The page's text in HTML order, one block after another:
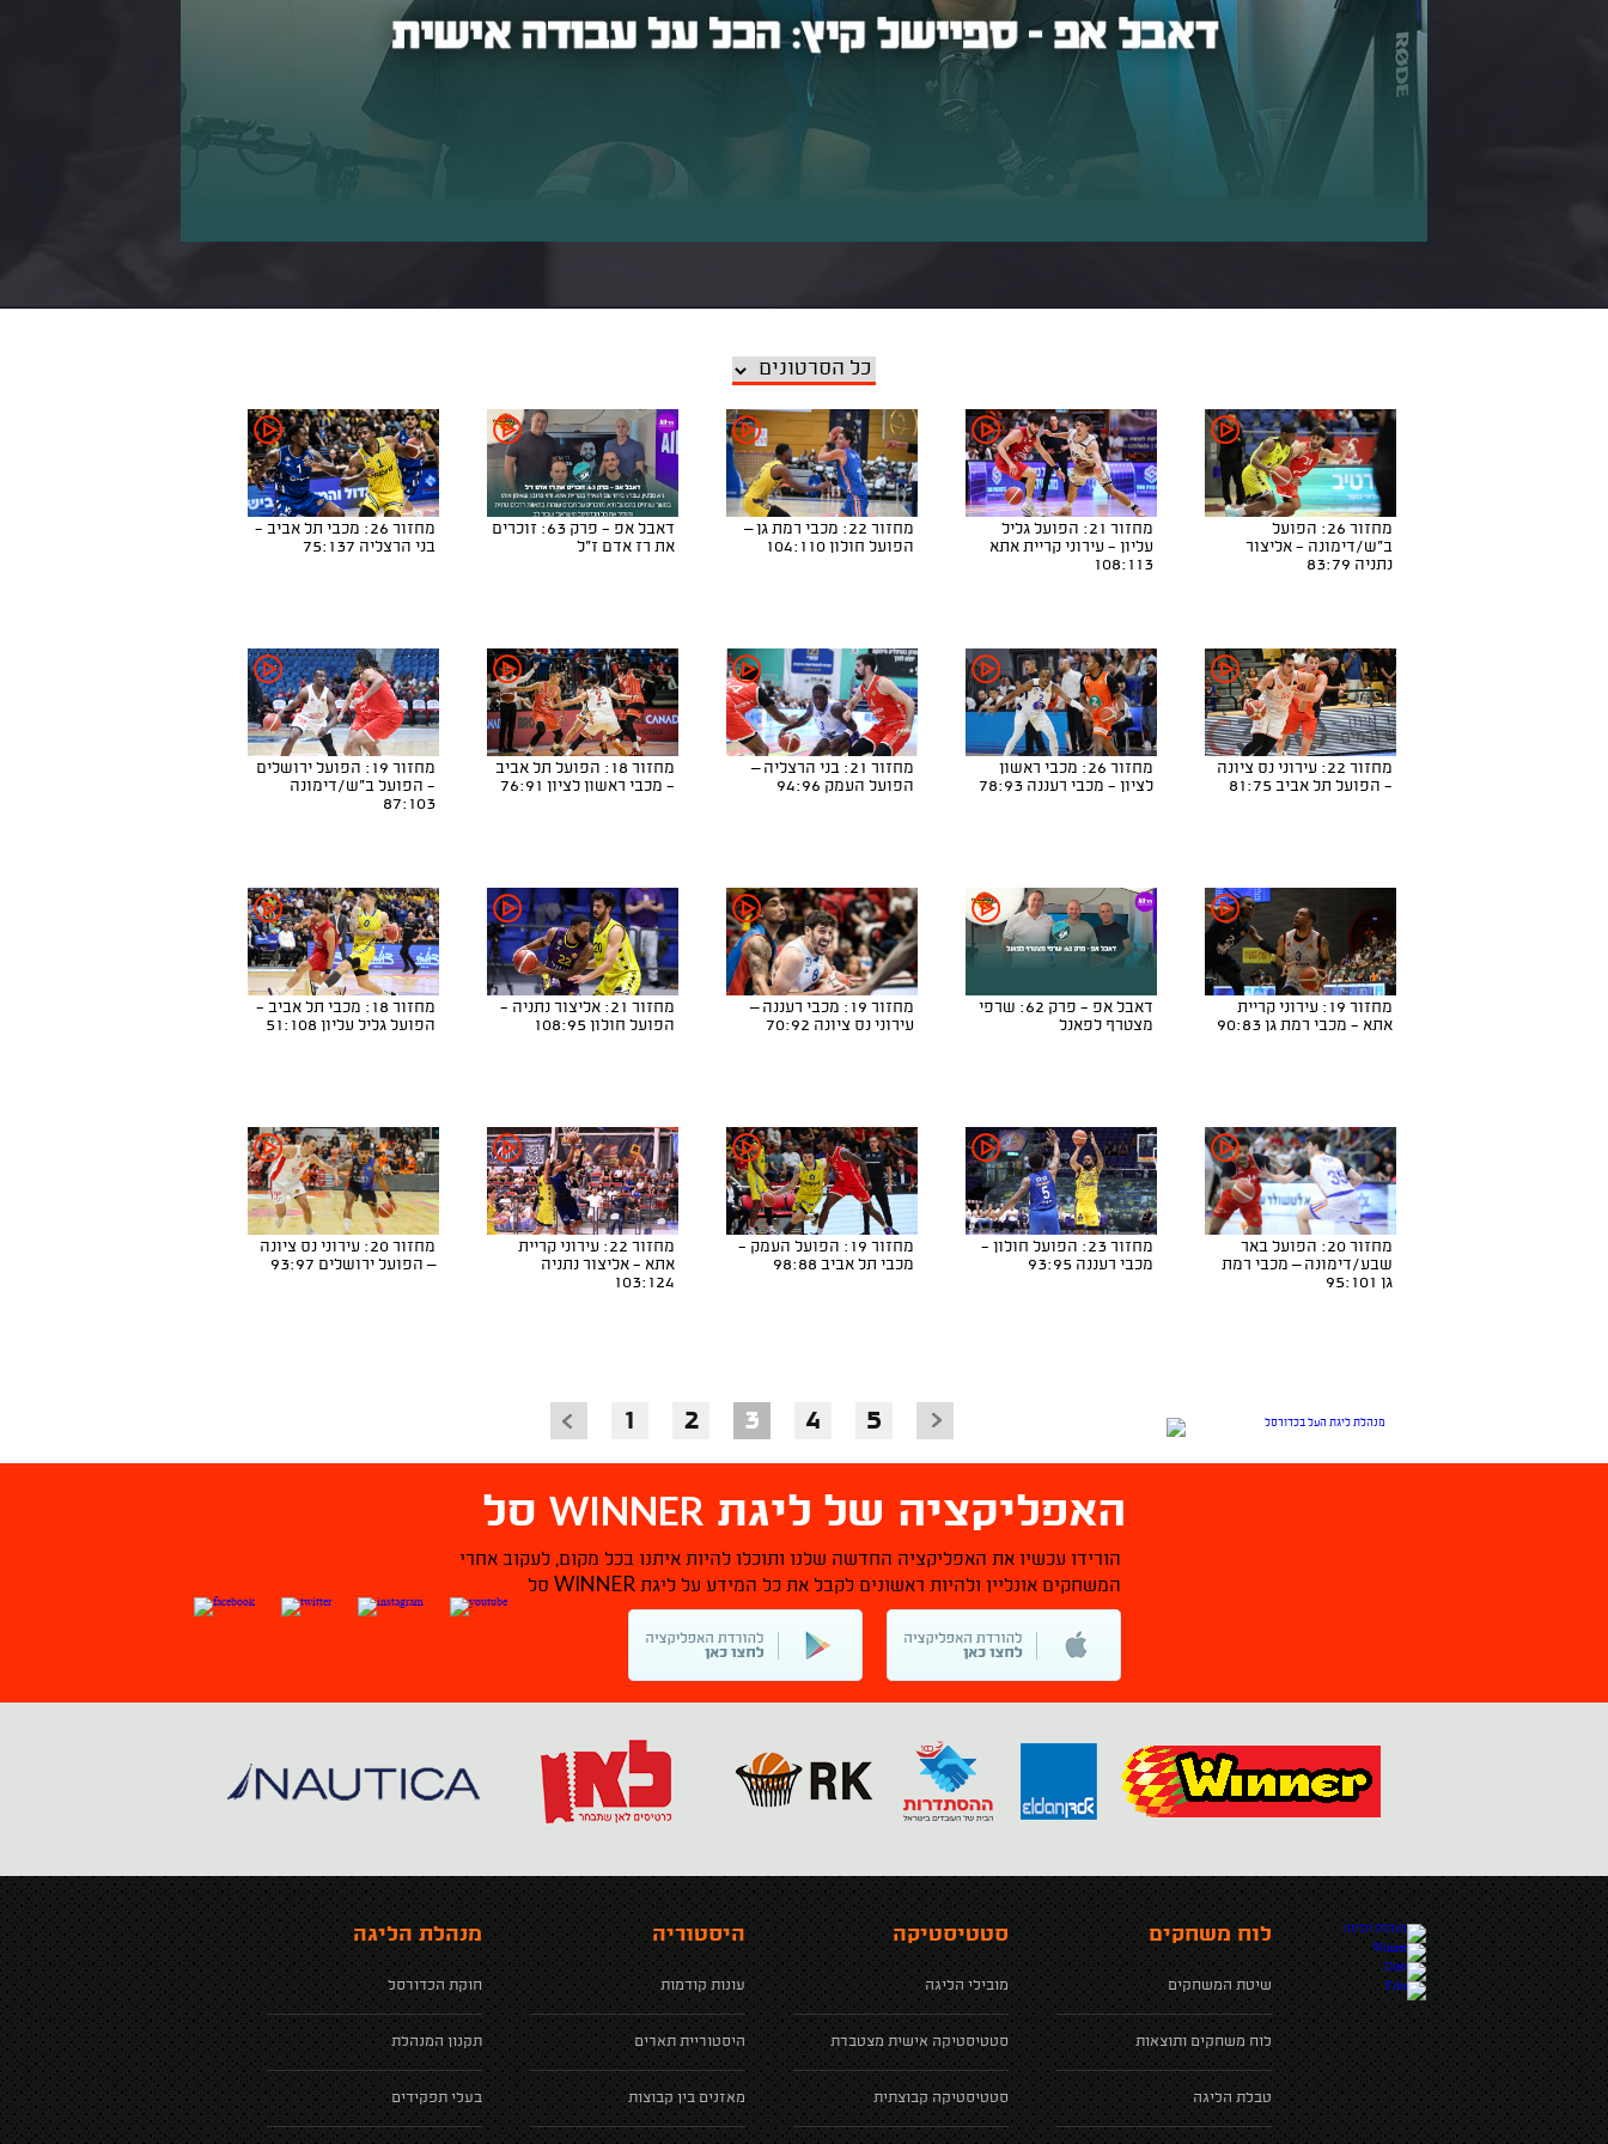
מחזור 26: הפועל
ב"ש/דימונה - אליצור
נתניה 83:79
מחזור 21: הפועל גליל
עליון - עירוני קריית אתא
108:113
מחזור 22: מכבי רמת גן –
הפועל חולון 104:110
דאבל אפ - פרק 63: זוכרים
את רז אדם ז"ל
מחזור 26: מכבי תל אביב -
בני הרצליה 75:137
מחזור 22: עירוני נס ציונה
- הפועל תל אביב 81:75
מחזור 26: מכבי ראשון
לציון - מכבי רעננה 78:93
מחזור 21: בני הרצליה –
הפועל העמק 94:96
מחזור 18: הפועל תל אביב
- מכבי ראשון לציון 76:91
מחזור 19: הפועל ירושלים
- הפועל ב"ש/דימונה
87:103
מחזור 19: עירוני קריית
אתא - מכבי רמת גן 90:83
דאבל אפ - פרק 62: שרפי
מצטרף לפאנל
מחזור 19: מכבי רעננה –
עירוני נס ציונה 70:92
מחזור 21: אליצור נתניה -
הפועל חולון 108:95
מחזור 18: מכבי תל אביב -
הפועל גליל עליון 51:108
מחזור 20: הפועל באר
שבע/דימונה – מכבי רמת
גן 95:101
מחזור 23: הפועל חולון -
מכבי רעננה 93:95
מחזור 19: הפועל העמק -
מכבי תל אביב 98:88
מחזור 22: עירוני קריית
אתא - אליצור נתניה
103:124
מחזור 20: עירוני נס ציונה
– הפועל ירושלים 93:97
1 2 3 4 5
האפליקציה של ליגת WINNER סל
הורידו עכשיו את האפליקציה החדשה שלנו ותוכלו להיות איתנו בכל מקום, לעקוב אחרי
המשחקים אונליין ולהיות ראשונים לקבל את כל המידע על ליגת WINNER סל
לוח משחקים
שיטת המשחקים
לוח משחקים ותוצאות
טבלת הליגה
סטטיסטיקה
מובילי הליגה
סטטיסטיקה אישית מצטברת
סטטיסטיקה קבוצתית
היסטוריה
עונות קודמות
היסטוריית תארים
מאזנים בין קבוצות
מנהלת הליגה
חוקת הכדורסל
תקנון המנהלת
בעלי תפקידים